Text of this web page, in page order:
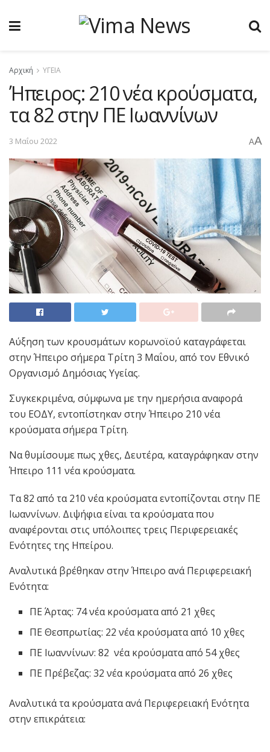
Αρχική ΥΓΕΙΑ
Ήπειρος: 210 νέα κρούσματα,
τα 82 στην ΠΕ Ιωαννίνων
3 Μαΐου 2022 AA
Αύξηση των κρουσμάτων κορωνοϊού καταγράφεται
στην Ήπειρο σήμερα Τρίτη 3 Μαΐου, από τον Εθνικό
Οργανισμό Δημόσιας Υγείας.
Συγκεκριμένα, σύμφωνα με την ημερήσια αναφορά
του ΕΟΔΥ, εντοπίστηκαν στην Ήπειρο 210 νέα
κρούσματα σήμερα Τρίτη.
Να θυμίσουμε πως χθες, Δευτέρα, καταγράφηκαν στην
Ήπειρο 111 νέα κρούσματα.
Tα 82 από τα 210 νέα κρούσματα εντοπίζονται στην ΠΕ
Ιωαννίνων. Διψήφια είναι τα κρούσματα που
αναφέρονται στις υπόλοιπες τρεις Περιφερειακές
Ενότητες της Ηπείρου.
Αναλυτικά βρέθηκαν στην Ήπειρο ανά Περιφερειακή
Ενότητα:
ΠΕ Άρτας: 74 νέα κρούσματα από 21 χθες
ΠΕ Θεσπρωτίας: 22 νέα κρούσματα από 10 χθες
ΠΕ Ιωαννίνων: 82 νέα κρούσματα από 54 χθες
ΠΕ Πρέβεζας: 32 νέα κρούσματα από 26 χθες
Αναλυτικά τα κρούσματα ανά Περιφερειακή Ενότητα
στην επικράτεια: